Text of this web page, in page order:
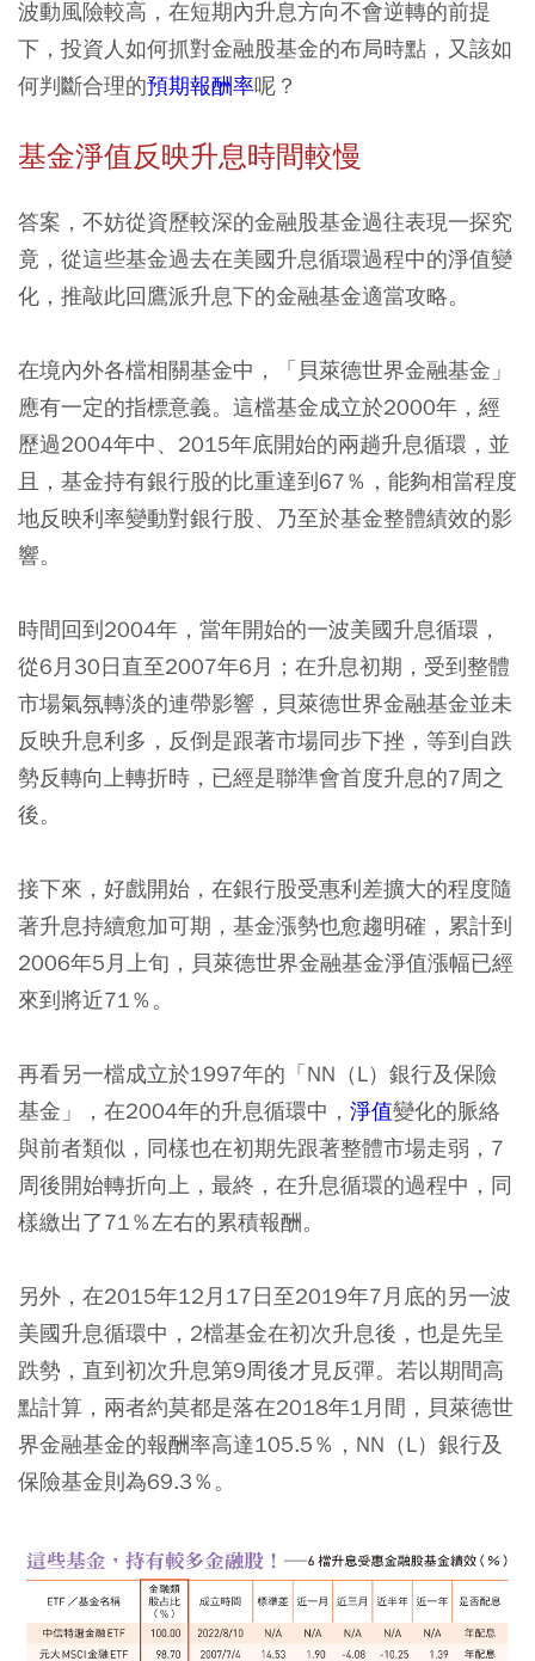
波動風險較高，在短期內升息方向不會逆轉的前提
下，投資人如何抓對金融股基金的布局時點，又該如
何判斷合理的預期報酬率呢？
基金淨值反映升息時間較慢
答案，不妨從資歷較深的金融股基金過往表現一探究
竟，從這些基金過去在美國升息循環過程中的淨值變
化，推敲此回鷹派升息下的金融基金適當攻略。
在境內外各檔相關基金中，「貝萊德世界金融基金」
應有一定的指標意義。這檔基金成立於2000年，經
歷過2004年中、2015年底開始的兩趟升息循環，並
且，基金持有銀行股的比重達到67％，能夠相當程度
地反映利率變動對銀行股、乃至於基金整體績效的影
響。
時間回到2004年，當年開始的一波美國升息循環，
從6月30日直至2007年6月；在升息初期，受到整體
市場氣氛轉淡的連帶影響，貝萊德世界金融基金並未
反映升息利多，反倒是跟著市場同步下挫，等到自跌
勢反轉向上轉折時，已經是聯準會首度升息的7周之
後。
接下來，好戲開始，在銀行股受惠利差擴大的程度隨
著升息持續愈加可期，基金漲勢也愈趨明確，累計到
2006年5月上旬，貝萊德世界金融基金淨值漲幅已經
來到將近71％。
再看另一檔成立於1997年的「NN（L）銀行及保險
基金」，在2004年的升息循環中， 淨值變化的脈絡
與前者類似，同樣也在初期先跟著整體市場走弱，7
周後開始轉折向上，最終，在升息循環的過程中，同
樣繳出了71％左右的累積報酬。
另外，在2015年12月17日至2019年7月底的另一波
美國升息循環中，2檔基金在初次升息後，也是先呈
跌勢，直到初次升息第9周後才見反彈。若以期間高
點計算，兩者約莫都是落在2018年1月間，貝萊德世
界金融基金的報酬率高達105.5％，NN（L）銀行及
保險基金則為69.3％。